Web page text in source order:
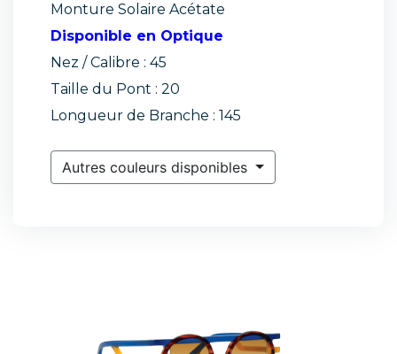
Monture Solaire Acétate
Disponible en Optique
Nez / Calibre : 45
Taille du Pont : 20
Longueur de Branche : 145
Autres couleurs disponibles